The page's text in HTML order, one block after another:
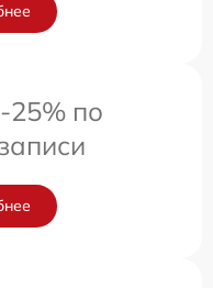
25% по